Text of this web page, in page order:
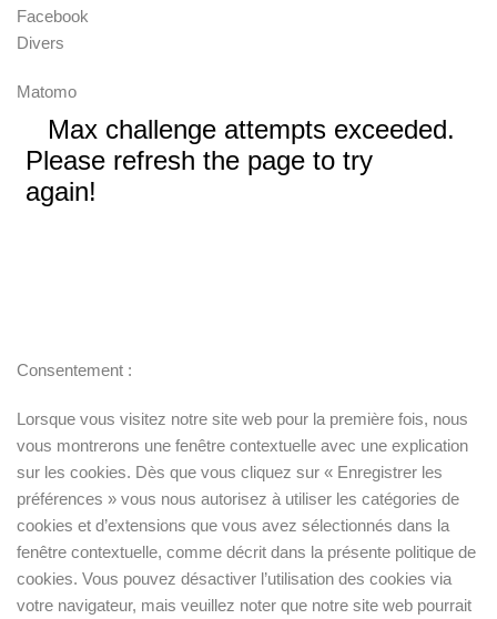
Facebook
Divers
Matomo
Consentement :
Lorsque vous visitez notre site web pour la première fois, nous
vous montrerons une fenêtre contextuelle avec une explication
sur les cookies. Dès que vous cliquez sur « Enregistrer les
préférences » vous nous autorisez à utiliser les catégories de
cookies et d’extensions que vous avez sélectionnés dans la
fenêtre contextuelle, comme décrit dans la présente politique de
cookies. Vous pouvez désactiver l’utilisation des cookies via
votre navigateur, mais veuillez noter que notre site web pourrait